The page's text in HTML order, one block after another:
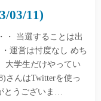
03/11)
・ 当選することは出
運営は忖度なし めち
大学生だけやってい
さんはTwitterを使っ
とうございま…